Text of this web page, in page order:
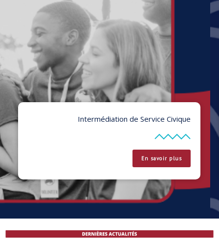
Comité Départemental Olympique et Sportif de
l'Isère
Développer le sport dans le département isérois
Nous contacter